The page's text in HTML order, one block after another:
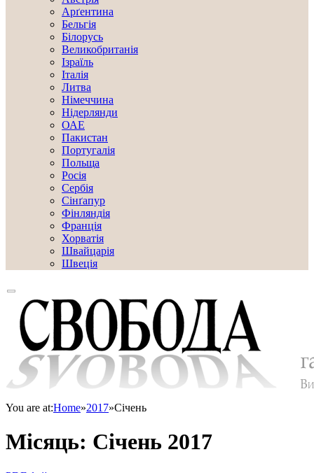
Арґентина
Бельгія
Білорусь
Великобританія
Ізраїль
Італія
Литва
Німеччина
Нідерлянди
ОАЕ
Пакистан
Португалія
Польща
Росія
Сербія
Сінґапур
Фінляндія
Франція
Хорватія
Швайцарія
Швеція
You are at:Home»2017»Січень
Місяць: Січень 2017